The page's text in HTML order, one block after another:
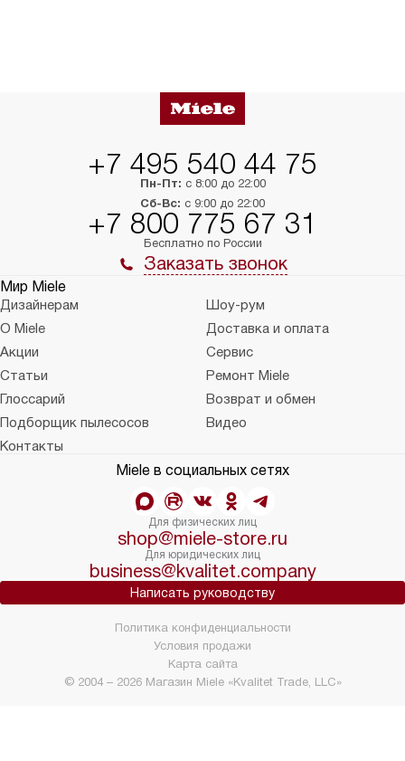
+7 495 540 44 75
Пн-Пт: с 8:00 до 22:00
Сб-Вс: с 9:00 до 22:00
+7 800 775 67 31
Бесплатно по России
Заказать звонок
Мир Miele
Дизайнерам
Шоу-рум
О Miele
Доставка и оплата
Акции
Сервис
Статьи
Ремонт Miele
Глоссарий
Возврат и обмен
Подборщик пылесосов
Видео
Контакты
Miele в социальных сетях
Для физических лиц
shop@miele-store.ru
Для юридических лиц
business@kvalitet.company
Написать руководству
© 2004 – 2026 Магазин Miele «Kvalitet Trade, LLC»
Политика конфиденциальности
Условия продажи
Карта сайта